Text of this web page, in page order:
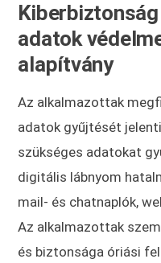
adatok
alapítvány
Az alkalmazottak
adatok gyűjtését
szükséges adatokat
digitális lábnyom
mail- és chatnaplók,
Az alkalmazottak
és biztonsága óriási